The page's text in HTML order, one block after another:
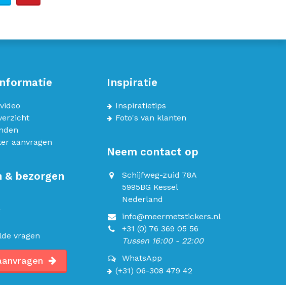
aanvragen
& bezorgen
vragen
Inspiratie
Inspiratietips
Foto's van klanten
Neem contact op
Schijfweg-zuid 78A
5995BG Kessel
Nederland
info@meermetstickers.nl
+31 (0) 76 369 05 56
Tussen 16:00 - 22:00
WhatsApp
(+31) 06-308 479 42